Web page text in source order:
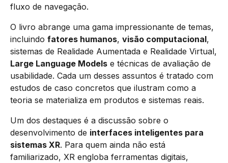
fluxo de navegação.
O livro abrange uma gama impressionante de temas,
incluindo fatores humanos, visão computacional,
sistemas de Realidade Aumentada e Realidade Virtual,
Large Language Models e técnicas de avaliação de
usabilidade. Cada um desses assuntos é tratado com
estudos de caso concretos que ilustram como a
teoria se materializa em produtos e sistemas reais.
Um dos destaques é a discussão sobre o
desenvolvimento de interfaces inteligentes para
sistemas XR. Para quem ainda não está
familiarizado, XR engloba ferramentas digitais,